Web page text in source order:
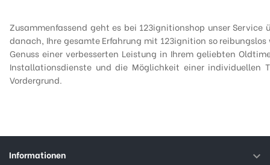
Zusammenfassend geht es bei 123ignitionshop unser
danach, Ihre gesamte Erfahrung mit 123ignition so
Genuss einer verbesserten Leistung in Ihrem geliebten
Installationsdienste und die Möglichkeit einer individuellen
Vordergrund.
Informationen 